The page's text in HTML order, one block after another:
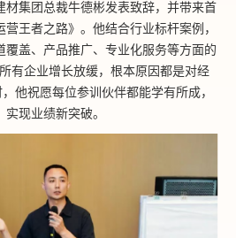
材集团总裁牛德彬发表致辞，并带来首
王者之路》。他结合行业标杆案例，
覆盖、产品推广、专业化服务等方面的
有企业增长放缓，根本原因都是对经
他祝愿每位参训伙伴都能学有所成，
现业绩新突破。